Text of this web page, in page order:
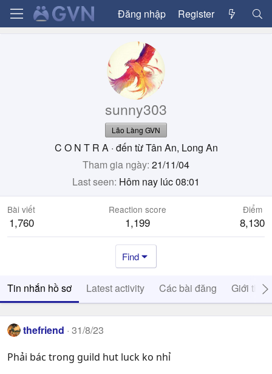
Đăng nhập Register
sunny303
Lão Làng GVN
C O N T R A · đến từTân An, Long An
Tham gia ngày 21/11/04
Last seen Hôm nay lúc 08:01
Bài viết
1,760
Reaction score
1,199
Điểm
8,130
Find
Tin nhắn hồ sơ Latest activity Các bài đăng Giới thiệu
thefriend 31/8/23
Phải bác trong guild hut luck ko nhỉ